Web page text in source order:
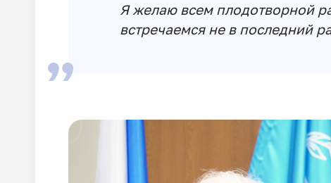
Я желаю всем плодотворной
встречаемся не в последний